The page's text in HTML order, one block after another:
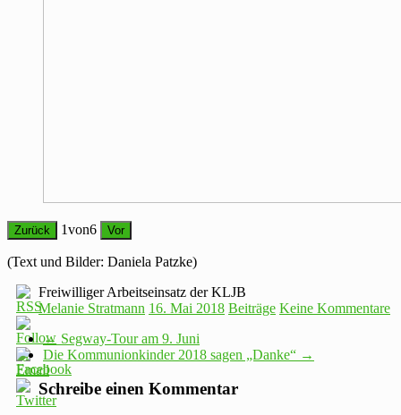
Zurück 1von6 Vor
(Text und Bilder: Daniela Patzke)
Freiwilliger Arbeitseinsatz der KLJB
Melanie Stratmann 16. Mai 2018 Beiträge Keine Kommentare
← Segway-Tour am 9. Juni
Die Kommunionkinder 2018 sagen „Danke“ →
Schreibe einen Kommentar